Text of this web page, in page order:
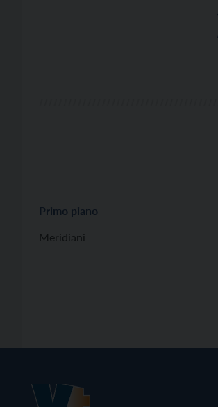
Primo piano
Meridiani